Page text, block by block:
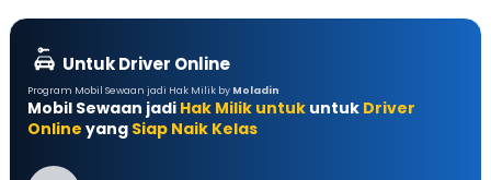
Untuk Driver Online
Program Mobil Sewaan jadi Hak Milik by Moladin
Mobil Sewaan jadi Hak Milik untuk untuk Driver
Online yang Siap Naik Kelas